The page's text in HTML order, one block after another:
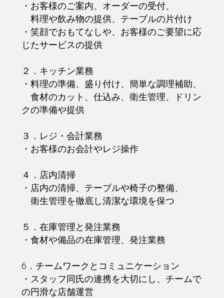
・お客様のご案内、オーダーの受付、
料理や飲み物の提供、テーブルの片付け
・笑顔でおもてなしや、お客様のご要望に応
じたサービスの提供
２．キッチン業務
・料理の準備、盛り付け、簡単な調理補助、
食材のカット、仕込み、衛生管理、ドリン
クの準備や提供
３．レジ・会計業務
・お客様のお会計やレジ操作
４．店内清掃
・店内の清掃、テーブルや椅子の整備、
衛生管理を徹底し清潔な環境を保つ
５．在庫管理と発注業務
・食材や備品の在庫管理、発注業務
6．チームワークとコミュニケーション
・スタッフ同氏の連携を大切にし、チームで
の円滑な店舗運営